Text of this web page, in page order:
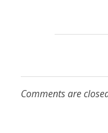
Comments are